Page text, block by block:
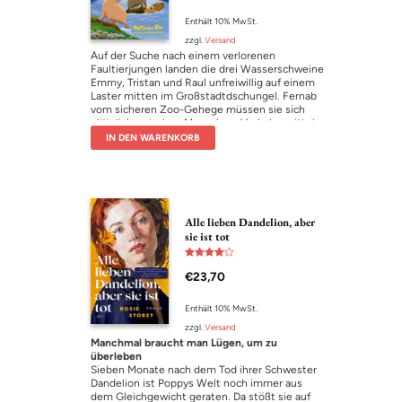
Rettungsring zuwirft.
Hörprobe
00:00
Enthält 10% MwSt.
zzgl. Versand
Auf der Suche nach einem verlorenen
Faultierjungen landen die drei Wasserschweine
Emmy, Tristan und Raul unfreiwillig auf einem
Laster mitten im Großstadtdschungel. Fernab
vom sicheren Zoo-Gehege müssen sie sich
plötzlich zwischen Menschen, Verkehrsmitteln
und echten Wildtieren behaupten. Und das
alles ohne geregelte Fütterungszeiten! Mit
und Hilfsbereitschaft bedeuten.
IN DEN WARENKORB
Alle lieben Dandelion, aber
sie ist tot
mit
4.00
€23,70
Enthält 10% MwSt.
zzgl. Versand
Manchmal braucht man Lügen, um zu
überleben
Sieben Monate nach dem Tod ihrer Schwester
Dandelion ist Poppys Welt noch immer aus
dem Gleichgewicht geraten. Da stößt sie auf